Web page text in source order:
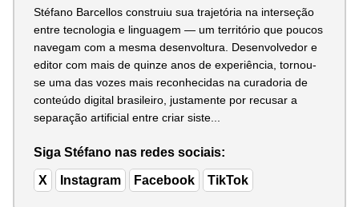
Stéfano Barcellos construiu sua trajetória na interseção
entre tecnologia e linguagem — um território que poucos
navegam com a mesma desenvoltura. Desenvolvedor e
editor com mais de quinze anos de experiência, tornou-
se uma das vozes mais reconhecidas na curadoria de
conteúdo digital brasileiro, justamente por recusar a
separação artificial entre criar siste...
Siga Stéfano nas redes sociais:
X Instagram Facebook TikTok